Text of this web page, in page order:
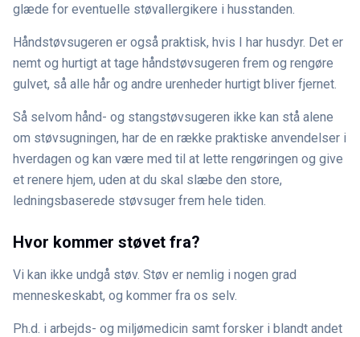
glæde for eventuelle støvallergikere i husstanden.
Håndstøvsugeren er også praktisk, hvis I har husdyr. Det er
nemt og hurtigt at tage håndstøvsugeren frem og rengøre
gulvet, så alle hår og andre urenheder hurtigt bliver fjernet.
Så selvom hånd- og stangstøvsugeren ikke kan stå alene
om støvsugningen, har de en række praktiske anvendelser i
hverdagen og kan være med til at lette rengøringen og give
et renere hjem, uden at du skal slæbe den store,
ledningsbaserede støvsuger frem hele tiden.
Hvor kommer støvet fra?
Vi kan ikke undgå støv. Støv er nemlig i nogen grad
menneskeskabt, og kommer fra os selv.
Ph.d. i arbejds- og miljømedicin samt forsker i blandt andet